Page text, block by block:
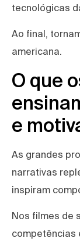
tecnológicas
Ao final,
americana.
O que
e
As grandes
narrativas
inspiram
Nos filmes de
competências